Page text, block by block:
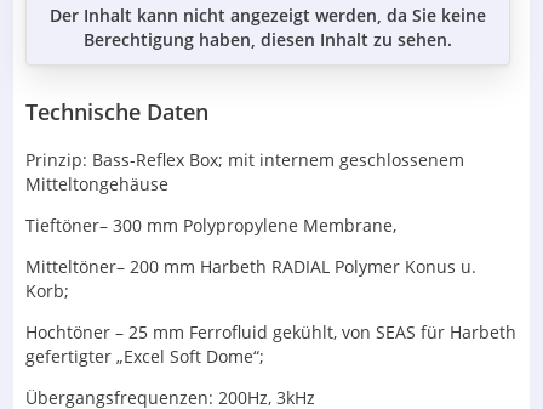
Der Inhalt kann nicht angezeigt werden, da Sie keine
Berechtigung haben, diesen Inhalt zu sehen.
Technische Daten
Prinzip: Bass-Reflex Box; mit internem geschlossenem
Mitteltongehäuse
Tieftöner– 300 mm Polypropylene Membrane,
Mitteltöner– 200 mm Harbeth RADIAL Polymer Konus u.
Korb;
Hochtöner – 25 mm Ferrofluid gekühlt, von SEAS für Harbeth
gefertigter „Excel Soft Dome“;
Übergangsfrequenzen: 200Hz, 3kHz